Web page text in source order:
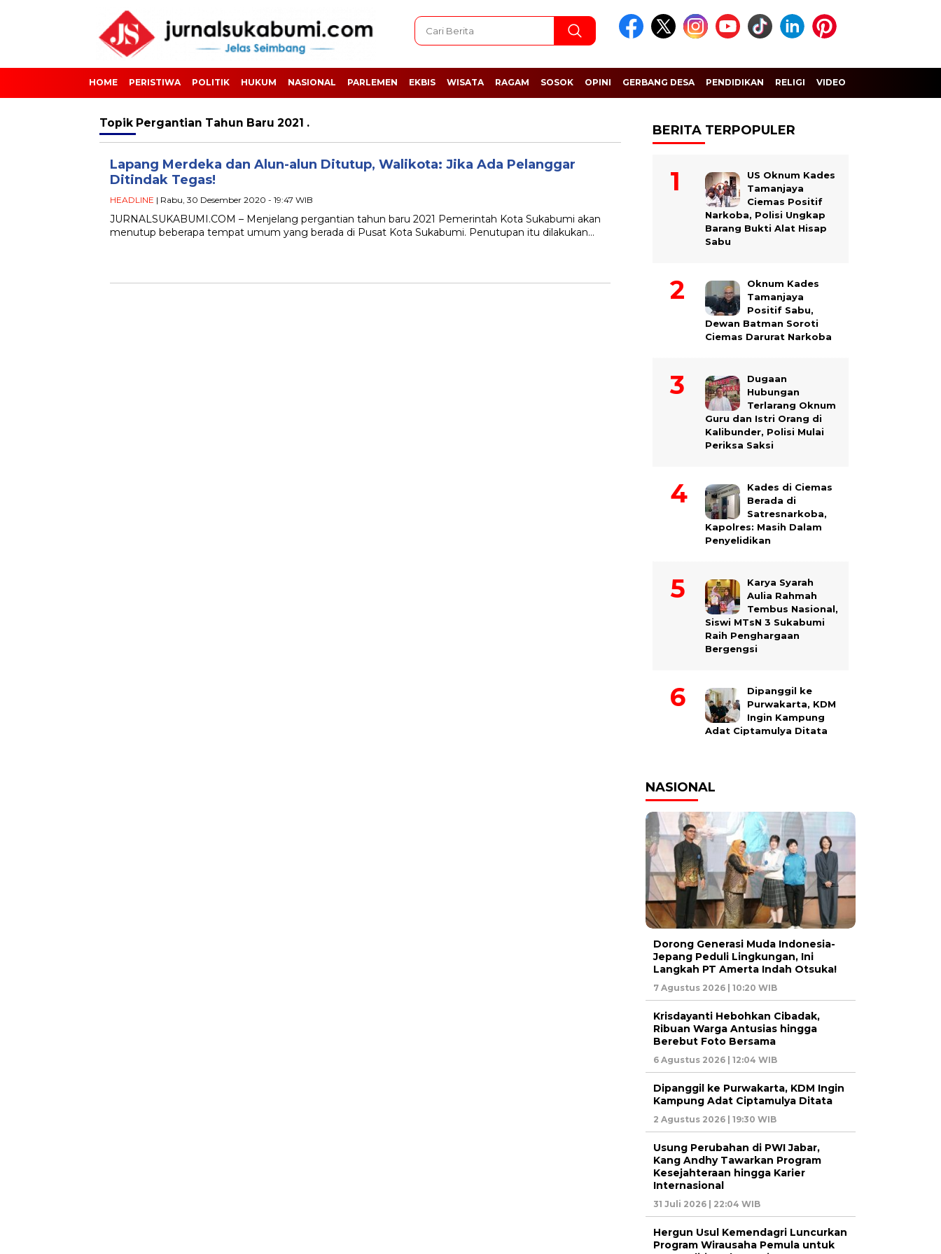
HOME PERISTIWA POLITIK HUKUM NASIONAL PARLEMEN EKBIS WISATA RAGAM SOSOK OPINI GERBANG DESA PENDIDIKAN RELIGI VIDEO
Topik Pergantian Tahun Baru 2021 .
Lapang Merdeka dan Alun-alun Ditutup, Walikota: Jika Ada Pelanggar
Ditindak Tegas!
HEADLINE | Rabu, 30 Desember 2020 - 19:47 WIB
JURNALSUKABUMI.COM – Menjelang pergantian tahun baru 2021 Pemerintah Kota Sukabumi akan
menutup beberapa tempat umum yang berada di Pusat Kota Sukabumi. Penutupan itu dilakukan…
BERITA TERPOPULER
US Oknum Kades
Tamanjaya
Ciemas Positif
Narkoba, Polisi Ungkap
Barang Bukti Alat Hisap
Sabu
Oknum Kades
Tamanjaya
Positif Sabu,
Dewan Batman Soroti
Ciemas Darurat Narkoba
Dugaan
Hubungan
Terlarang Oknum
Guru dan Istri Orang di
Kalibunder, Polisi Mulai
Periksa Saksi
Kades di Ciemas
Berada di
Satresnarkoba,
Kapolres: Masih Dalam
Penyelidikan
Karya Syarah
Aulia Rahmah
Tembus Nasional,
Siswi MTsN 3 Sukabumi
Raih Penghargaan
Bergengsi
Dipanggil ke
Purwakarta, KDM
Ingin Kampung
Adat Ciptamulya Ditata
NASIONAL
Dorong Generasi Muda Indonesia-
Jepang Peduli Lingkungan, Ini
Langkah PT Amerta Indah Otsuka!
7 Agustus 2026 | 10:20 WIB
Krisdayanti Hebohkan Cibadak,
Ribuan Warga Antusias hingga
Berebut Foto Bersama
6 Agustus 2026 | 12:04 WIB
Dipanggil ke Purwakarta, KDM Ingin
Kampung Adat Ciptamulya Ditata
2 Agustus 2026 | 19:30 WIB
Usung Perubahan di PWI Jabar,
Kang Andhy Tawarkan Program
Kesejahteraan hingga Karier
Internasional
31 Juli 2026 | 22:04 WIB
Hergun Usul Kemendagri Luncurkan
Program Wirausaha Pemula untuk